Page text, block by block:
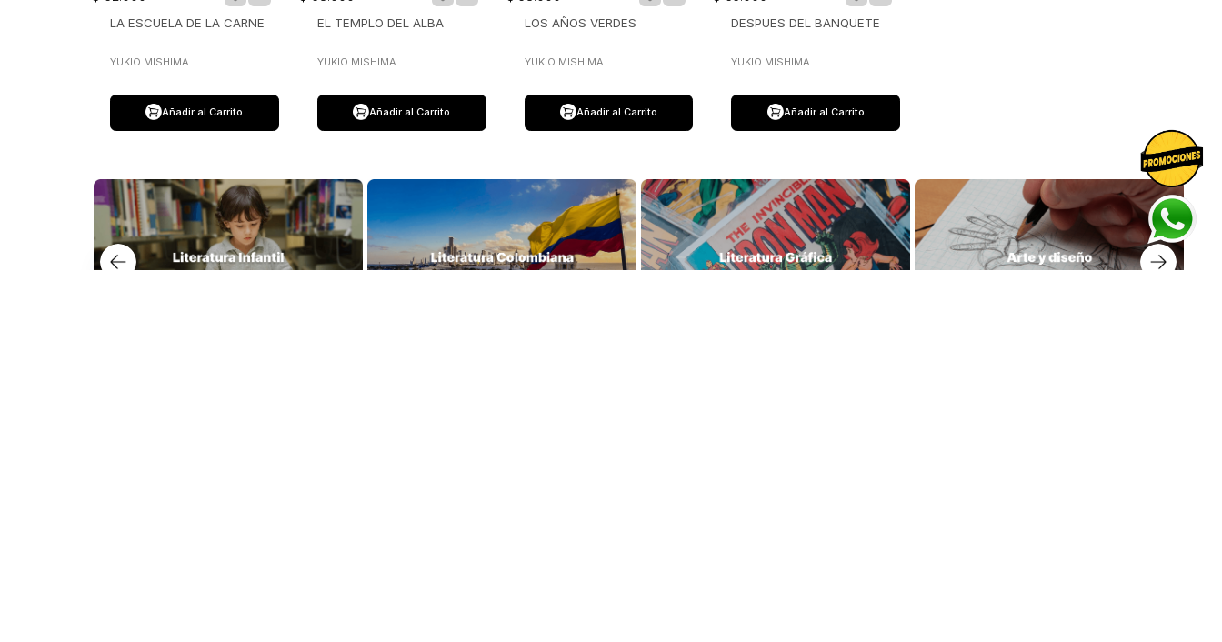
LA ESCUELA DE LA CARNE
YUKIO MISHIMA
Añadir al Carrito
EL TEMPLO DEL ALBA
YUKIO MISHIMA
Añadir al Carrito
LOS AÑOS VERDES
YUKIO MISHIMA
Añadir al Carrito
DESPUES DEL BANQUETE
YUKIO MISHIMA
Añadir al Carrito